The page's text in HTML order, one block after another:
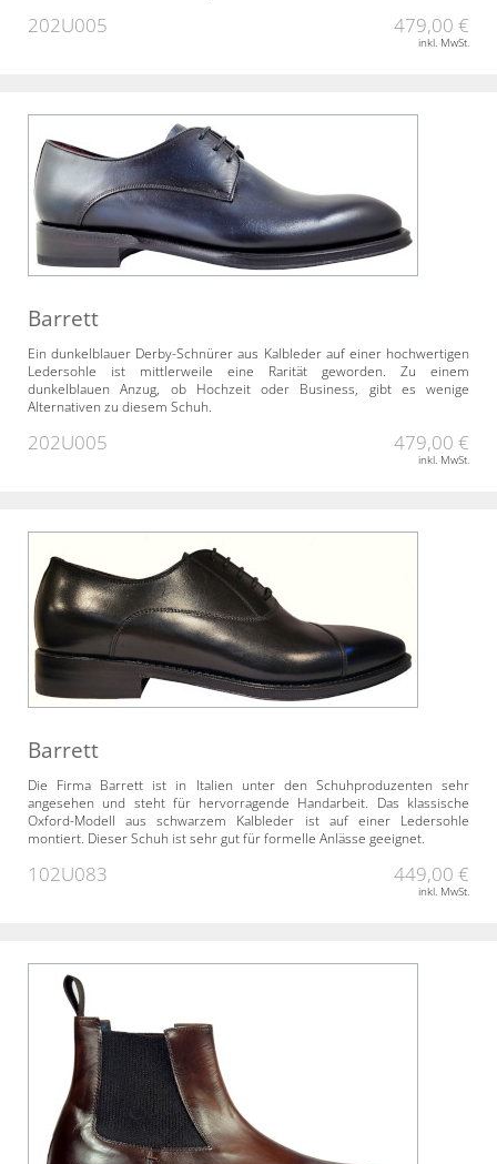
202U005 479,00 €
inkl. MwSt.
Barrett
Ein dunkelblauer Derby-Schnürer aus Kalbleder auf einer hochwertigen
Ledersohle ist mittlerweile eine Rarität geworden. Zu einem
dunkelblauen Anzug, ob Hochzeit oder Business, gibt es wenige
Alternativen zu diesem Schuh.
202U005 479,00 €
inkl. MwSt.
Barrett
Die Firma Barrett ist in Italien unter den Schuhproduzenten sehr
angesehen und steht für hervorragende Handarbeit. Das klassische
Oxford-Modell aus schwarzem Kalbleder ist auf einer Ledersohle
montiert. Dieser Schuh ist sehr gut für formelle Anlässe geeignet.
102U083 449,00 €
inkl. MwSt.